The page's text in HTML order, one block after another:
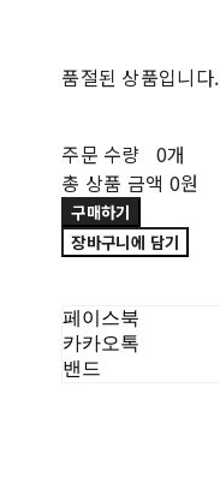
품절된 상품입니다.
주문 수량 0개
총 상품 금액 0원
구매하기
장바구니에 담기
페이스북
카카오톡
밴드